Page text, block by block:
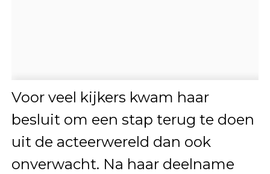
Voor veel kijkers kwam haar
besluit om een stap terug te doen
uit de acteerwereld dan ook
onverwacht. Na haar deelname